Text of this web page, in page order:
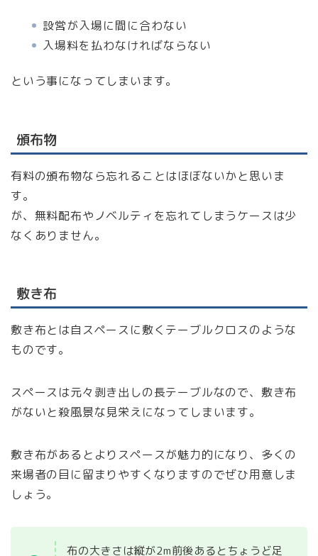
設営が入場に間に合わない
入場料を払わなければならない
という事になってしまいます。
頒布物
有料の頒布物なら忘れることはほぼないかと思いま
す。
が、無料配布やノベルティを忘れてしまうケースは少
なくありません。
敷き布
敷き布とは自スペースに敷くテーブルクロスのような
ものです。
スペースは元々剥き出しの長テーブルなので、敷き布
がないと殺風景な見栄えになってしまいます。
敷き布があるとよりスペースが魅力的になり、多くの
来場者の目に留まりやすくなりますのでぜひ用意しま
しょう。
布の大きさは縦が2m前後あるとちょうど足